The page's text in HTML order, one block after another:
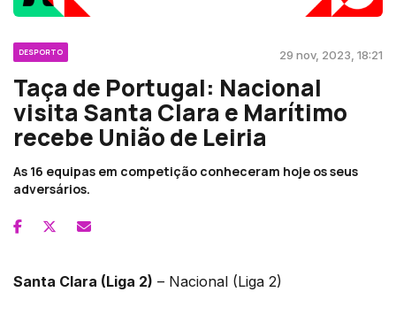
DESPORTO 29 nov, 2023, 18:21
Taça de Portugal: Nacional
visita Santa Clara e Marítimo
recebe União de Leiria
As 16 equipas em competição conheceram hoje os seus
adversários.
Santa Clara (Liga 2) – Nacional (Liga 2)